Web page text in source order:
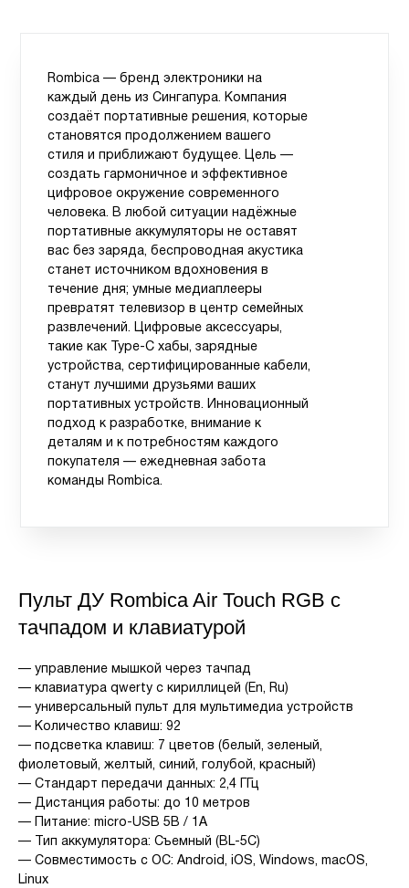
Rombica — бренд электроники на
каждый день из Сингапура. Компания
создаёт портативные решения, которые
становятся продолжением вашего
стиля и приближают будущее. Цель —
создать гармоничное и эффективное
цифровое окружение современного
человека. В любой ситуации надёжные
портативные аккумуляторы не оставят
вас без заряда, беспроводная акустика
станет источником вдохновения в
течение дня; умные медиаплееры
превратят телевизор в центр семейных
развлечений. Цифровые аксессуары,
такие как Type-C хабы, зарядные
устройства, сертифицированные кабели,
станут лучшими друзьями ваших
портативных устройств. Инновационный
подход к разработке, внимание к
деталям и к потребностям каждого
покупателя — ежедневная забота
команды Rombica.
Пульт ДУ Rombica Air Touch RGB с
тачпадом и клавиатурой
— управление мышкой через тачпад
— клавиатура qwerty с кириллицей (En, Ru)
— универсальный пульт для мультимедиа устройств
— Количество клавиш: 92
— подсветка клавиш: 7 цветов (белый, зеленый,
фиолетовый, желтый, синий, голубой, красный)
— Стандарт передачи данных: 2,4 ГГц
— Дистанция работы: до 10 метров
— Питание: micro-USB 5В / 1А
— Тип аккумулятора: Съемный (BL-5C)
— Совместимость с ОС: Android, iOS, Windows, macOS,
Linux